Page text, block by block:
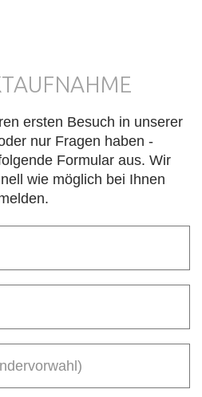
ersten Besuch in unserer
nur Fragen haben -
Formular aus. Wir
wie möglich bei Ihnen